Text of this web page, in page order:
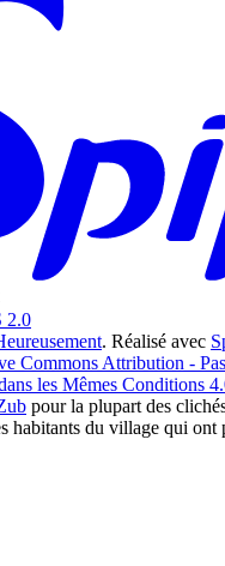
2.0
. Réalisé avec
Commons Attribution -
les Mêmes Conditions
pour la plupart des
habitants du village qui ont